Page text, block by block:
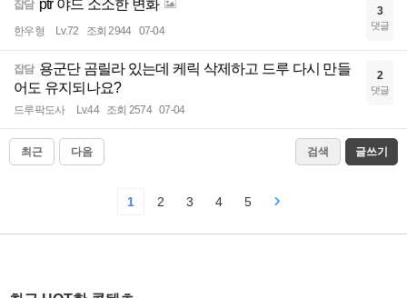
잡담 ptr 야드 소소한 변화
한우형 Lv.72 조회 2944 07-04
3
댓글
잡담 용군단 곰릴라 있는데 케릭 삭제하고 드루 다시 만들
어도 유지되나요?
드루팍도사 Lv.44 조회 2574 07-04
2
댓글
최근 다음 검색 글쓰기
1 2 3 4 5